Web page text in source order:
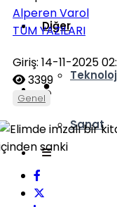
Diğer
Sanat
Alperen Varol
TÜM YAZILARI
Giriş: 14-11-2025
3399
Genel